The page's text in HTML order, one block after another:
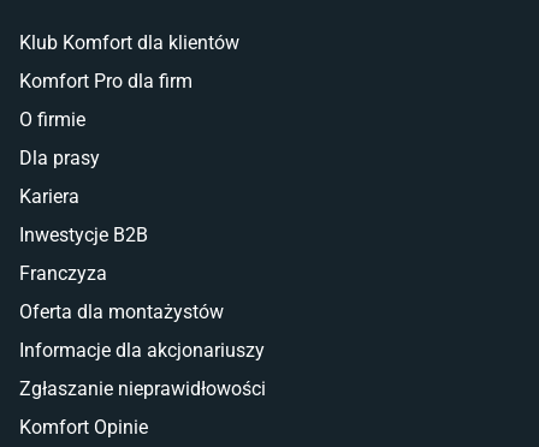
Klub Komfort dla klientów
Komfort Pro dla firm
O firmie
Dla prasy
Kariera
Inwestycje B2B
Franczyza
Oferta dla montażystów
Informacje dla akcjonariuszy
Zgłaszanie nieprawidłowości
Komfort Opinie